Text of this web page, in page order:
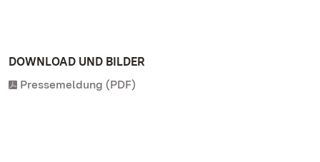
DOWNLOAD UND BILDER
Pressemeldung (PDF)